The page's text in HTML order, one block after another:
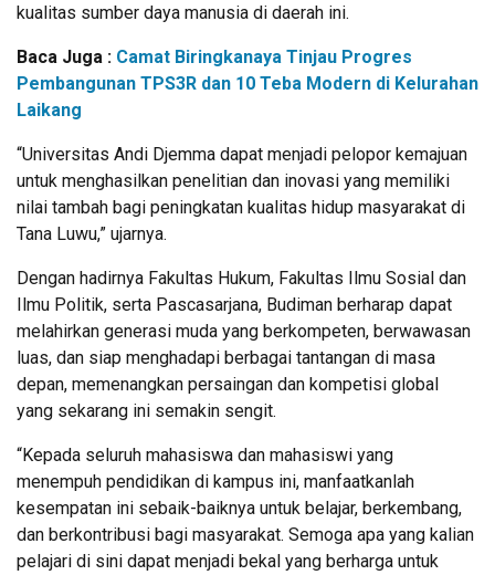
kualitas sumber daya manusia di daerah ini.
Baca Juga : Camat Biringkanaya Tinjau Progres
Pembangunan TPS3R dan 10 Teba Modern di Kelurahan
Laikang
“Universitas Andi Djemma dapat menjadi pelopor kemajuan
untuk menghasilkan penelitian dan inovasi yang memiliki
nilai tambah bagi peningkatan kualitas hidup masyarakat di
Tana Luwu,” ujarnya.
Dengan hadirnya Fakultas Hukum, Fakultas Ilmu Sosial dan
Ilmu Politik, serta Pascasarjana, Budiman berharap dapat
melahirkan generasi muda yang berkompeten, berwawasan
luas, dan siap menghadapi berbagai tantangan di masa
depan, memenangkan persaingan dan kompetisi global
yang sekarang ini semakin sengit.
“Kepada seluruh mahasiswa dan mahasiswi yang
menempuh pendidikan di kampus ini, manfaatkanlah
kesempatan ini sebaik-baiknya untuk belajar, berkembang,
dan berkontribusi bagi masyarakat. Semoga apa yang kalian
pelajari di sini dapat menjadi bekal yang berharga untuk